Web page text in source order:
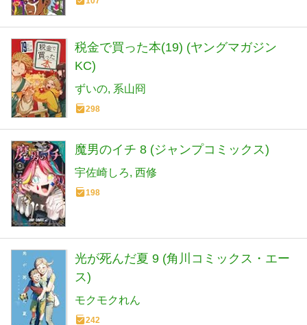
税金で買った本(19) (ヤングマガジン
KC)
ずいの 系山冏
298
魔男のイチ 8 (ジャンプコミックス)
宇佐崎しろ 西修
198
光が死んだ夏 9 (角川コミックス・エー
ス)
モクモクれん
242